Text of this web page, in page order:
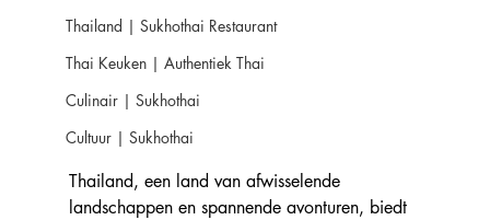
Thailand | Sukhothai Restaurant
Thai Keuken | Authentiek Thai
Culinair | Sukhothai
Cultuur | Sukhothai
Thailand, een land van afwisselende
landschappen en spannende avonturen, biedt